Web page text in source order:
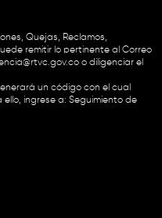
Quejas, Reclamos,
remitir lo pertinente al Correo
o diligenciar el
un código con el cual
ingrese a: Seguimiento de